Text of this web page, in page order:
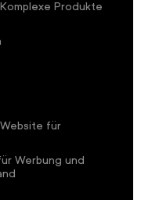
Produkte
für
Werbung und